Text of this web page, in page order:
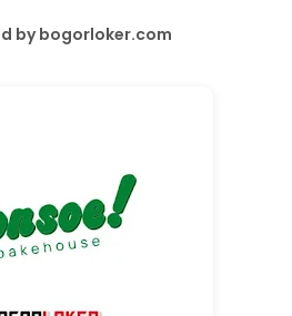
bybogorloker.com